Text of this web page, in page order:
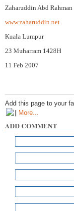
Zaharuddin Abd Rahman
www.zaharuddin.net
Kuala Lumpur
23 Muharram 1428H
11 Feb 2007
Add this page to your
| More...
ADD COMMENT